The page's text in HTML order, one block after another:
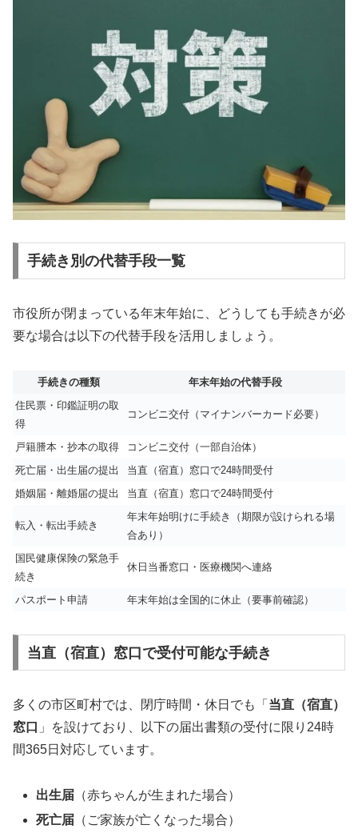
手続き別の代替手段一覧
市役所が閉まっている年末年始に、どうしても手続きが必
要な場合は以下の代替手段を活用しましょう。
手続きの種類
年末年始の代替手段
住民票・印鑑証明の取
得
コンビニ交付（マイナンバーカード必要）
戸籍謄本・抄本の取得
コンビニ交付（一部自治体）
死亡届・出生届の提出
当直（宿直）窓口で24時間受付
婚姻届・離婚届の提出
当直（宿直）窓口で24時間受付
転入・転出手続き
年末年始明けに手続き（期限が設けられる場
合あり）
国民健康保険の緊急手
続き
休日当番窓口・医療機関へ連絡
パスポート申請 年末年始は全国的に休止（要事前確認）
当直（宿直）窓口で受付可能な手続き
多くの市区町村では、閉庁時間・休日でも「 当直（宿直）
窓口 」を設けており、以下の届出書類の受付に限り24時
間365日対応しています。
出生届 （赤ちゃんが生まれた場合）
死亡届 （ご家族が亡くなった場合）